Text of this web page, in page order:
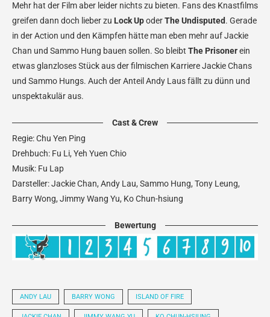
Mehr hat der Film aber leider nichts zu bieten. Fans des Knastfilms
greifen dann doch lieber zu Lock UpoderThe Undisputed. Gerade
in der Action und den Kämpfen hätte man eben mehr auf Jackie
Chan und Sammo Hung bauen sollen. So bleibt The Prisonerein
etwas glanzloses Stück aus der filmischen Karriere Jackie Chans
und Sammo Hungs. Auch der Anteil Andy Laus fällt zu dünn und
unspektakulär aus.
Cast & Crew
Regie: Chu Yen Ping
Drehbuch: Fu Li, Yeh Yuen Chio
Musik: Fu Lap
Darsteller: Jackie Chan, Andy Lau, Sammo Hung, Tony Leung,
Barry Wong, Jimmy Wang Yu, Ko Chun-hsiung
Bewertung
ANDY LAU BARRY WONG ISLAND OF FIRE